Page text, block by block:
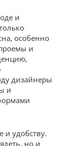
и
особенно
и
дизайнеры
и
и удобству.
но и